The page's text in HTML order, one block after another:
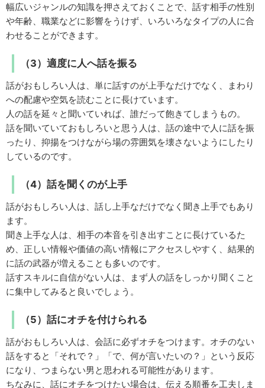
幅広いジャンルの知識を押さえておくことで、話す相手の性別
や年齢、職業などに影響をうけず、いろいろなタイプの人に合
わせることができます。
（3）適度に人へ話を振る
話がおもしろい人は、単に話すのが上手なだけでなく、まわり
への配慮や空気を読むことに長けています。
人の話を延々と聞いていれば、誰だって飽きてしまうもの。
話を聞いていておもしろいと思う人は、話の途中で人に話を振
ったり、抑揚をつけながら場の雰囲気を壊さないようにしたり
しているのです。
（4）話を聞くのが上手
話がおもしろい人は、話し上手なだけでなく聞き上手でもあり
ます。
聞き上手な人は、相手の本音を引き出すことに長けているた
め、正しい情報や価値の高い情報にアクセスしやすく、結果的
に話の武器が増えることも多いのです。
話すスキルに自信がない人は、まず人の話をしっかり聞くこと
に集中してみると良いでしょう。
（5）話にオチを付けられる
話がおもしろい人は、会話に必ずオチをつけます。オチのない
話をすると「それで？」「で、何が言いたいの？」という反応
になり、つまらない男と思われる可能性があります。
ちなみに、話にオチをつけたい場合は、伝える順番を工夫しま